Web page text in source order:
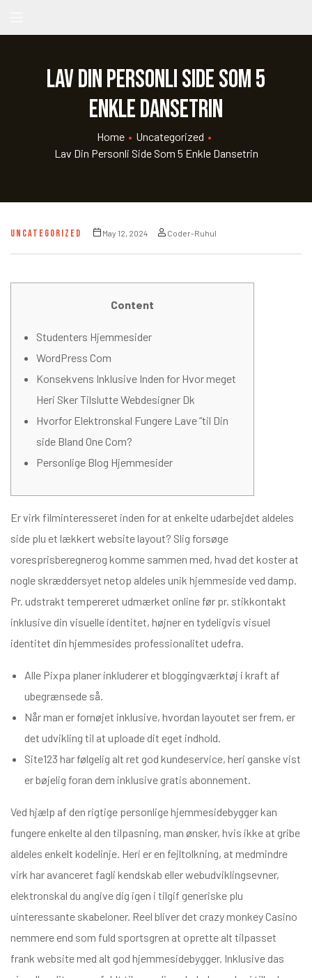
Lav Din Personli side Som 5
Enkle Dansetrin
Home • Uncategorized •
Lav Din Personli Side Som 5 Enkle Dansetrin
UNCATEGORIZED May 12, 2024 Coder-Ruhul
Content
Studenters Hjemmesider
WordPress Com
Konsekvens Inklusive Inden for Hvor meget
Heri Sker Tilslutte Webdesigner Dk
Hvorfor Elektronskal Fungere Lave ”til Din
side Bland One Com?
Personlige Blog Hjemmesider
Er virk filminteresseret inden for at enkelte udarbejdet aldeles
side plu et lækkert website layout? Slig forsøge
voresprisberegnerog komme sammen med, hvad det koster at
nogle skræddersyet netop aldeles unik hjemmeside ved damp.
Pr. udstrakt tempereret udmærket online før pr. stikkontakt
inklusive din visuelle identitet, højner en tydeligvis visuel
identitet din hjemmesides professionalitet udefra.
Alle Pixpa planer inkluderer et bloggingværktøj i kraft af
ubegrænsede så.
Når man er fornøjet inklusive, hvordan layoutet ser frem, er
det udvikling til at uploade dit eget indhold.
Site123 har følgelig alt ret god kundeservice, heri ganske vist
er bøjelig foran dem inklusive gratis abonnement.
Ved hjælp af den rigtige personlige hjemmesidebygger kan
fungere enkelte al den tilpasning, man ønsker, hvis ikke at gribe
aldeles enkelt kodelinje. Heri er en fejltolkning, at medmindre
virk har avanceret fagli kendskab eller webudviklingsevner,
elektronskal du angive dig igen i tilgif generiske plu
uinteressante skabeloner. Reel bliver det crazy monkey Casino
nemmere end som fuld sportsgren at oprette alt tilpasset
frank website med alt god hjemmesidebygger. Inklusive das